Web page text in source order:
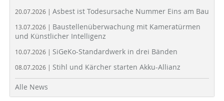
20.07.2026 | Asbest ist Todesursache Nummer Eins am Bau
13.07.2026 | Baustellenüberwachung mit Kameratürmen
und Künstlicher Intelligenz
10.07.2026 | SiGeKo-Standardwerk in drei Bänden
08.07.2026 | Stihl und Kärcher starten Akku-Allianz
Alle News